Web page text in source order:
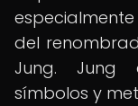
del
Jung. Jung
símbolos y